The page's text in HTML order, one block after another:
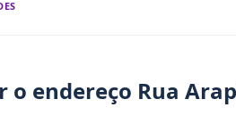
o endereço Rua